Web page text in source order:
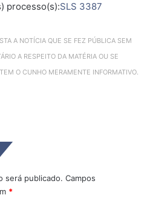
processo(s):SLS 3387
A NOTÍCIA QUE SE FEZ PÚBLICA SEM
A RESPEITO DA MATÉRIA OU SE
O CUNHO MERAMENTE INFORMATIVO.
será publicado. Campos
*